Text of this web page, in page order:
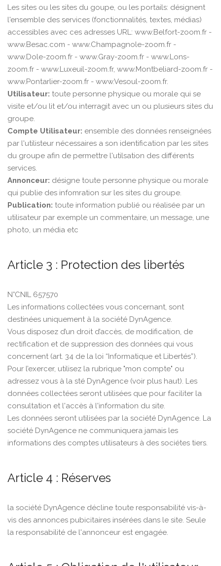
Les sites ou les sites du goupe, ou les portails: désignent
l'ensemble des services (fonctionnalités, textes, médias)
accessibles avec ces adresses URL: www.Belfort-zoom.fr -
www.Besac.com - www.Champagnole-zoom.fr -
www.Dole-zoom.fr - www.Gray-zoom.fr - www.Lons-
zoom.fr - www.Luxeuil-zoom.fr, www.Montbeliard-zoom.fr -
www.Pontarlier-zoom.fr - www.Vesoul-zoom.fr.
Utilisateur: toute personne physique ou morale qui se
visite et/ou lit et/ou interragit avec un ou plusieurs sites du
groupe.
Compte Utilisateur: ensemble des données renseignées
par l'utilisteur nécessaires a son identification par les sites
du groupe afin de permettre l'utilsation des différents
services.
Annonceur: désigne toute personne physique ou morale
qui publie des infomration sur les sites du groupe.
Publication: toute information publié ou réalisée par un
utilisateur par exemple un commentaire, un message, une
photo, un média etc
Article 3 : Protection des libertés
N°CNIL 657570
Les informations collectées vous concernant, sont
destinées uniquement à la société DynAgence.
Vous disposez d’un droit d’accès, de modification, de
rectification et de suppression des données qui vous
concernent (art. 34 de la loi “Informatique et Libertés”).
Pour l’exercer, utilisez la rubrique "mon compte" ou
adressez vous à la sté DynAgence (voir plus haut). Les
données collectées seront utilisées que pour faciliter la
consultation et l'accès à l'information du site.
Les données seront utilisées par la société DynAgence. La
société DynAgence ne communiquera jamais les
informations des comptes utilisateurs à des sociétes tiers.
Article 4 : Réserves
la société DynAgence décline toute responsabilité vis-à-
vis des annonces pubicitaires insérées dans le site. Seule
la responsabilité de l'annonceur est engagée.